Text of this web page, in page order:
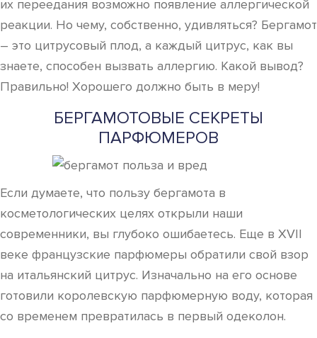
их переедания возможно появление аллергической
реакции. Но чему, собственно, удивляться? Бергамот
– это цитрусовый плод, а каждый цитрус, как вы
знаете, способен вызвать аллергию. Какой вывод?
Правильно! Хорошего должно быть в меру!
БЕРГАМОТОВЫЕ СЕКРЕТЫ
ПАРФЮМЕРОВ
Если думаете, что пользу бергамота в
косметологических целях открыли наши
современники, вы глубоко ошибаетесь. Еще в XVII
веке французские парфюмеры обратили свой взор
на итальянский цитрус. Изначально на его основе
готовили королевскую парфюмерную воду, которая
со временем превратилась в первый одеколон.